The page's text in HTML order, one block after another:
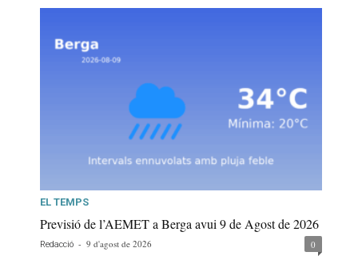
EL TEMPS
Previsió de l’AEMET a Berga avui 9 de Agost de 2026
Redacció - 9 d'agost de 2026 0